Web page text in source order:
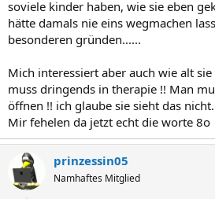
soviele kinder haben, wie sie eben
hätte damals nie eins wegmachen
besonderen gründen......
Mich interessiert aber auch wie alt
muss dringends in therapie !! Man
öffnen !! ich glaube sie sieht das
Mir fehelen da jetzt echt die worte 8o
prinzessin05
Namhaftes Mitglied